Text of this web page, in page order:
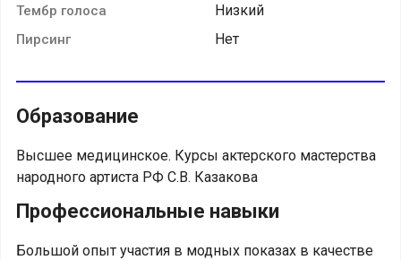
Тембр голоса Низкий
Пирсинг Нет
Образование
Высшее медицинское. Курсы актерского мастерства
народного артиста РФ С.В. Казакова
Профессиональные навыки
Большой опыт участия в модных показах в качестве